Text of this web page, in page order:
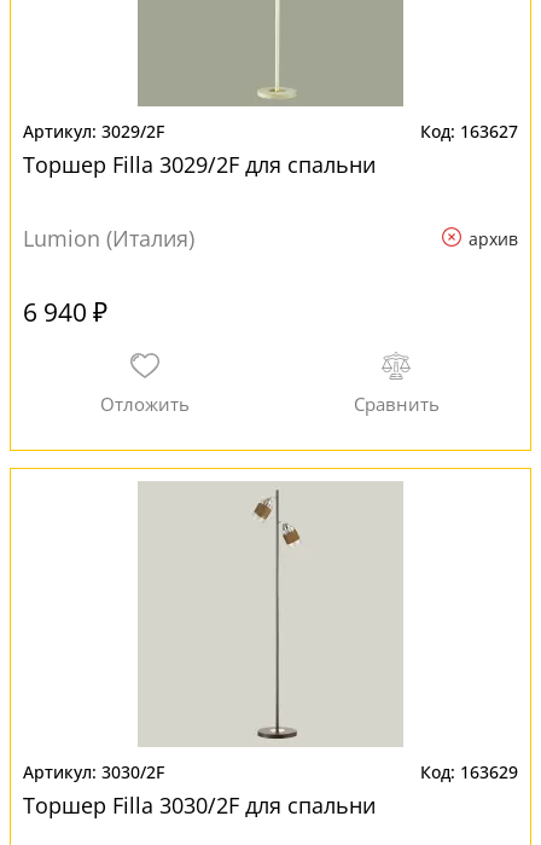
3029/2F 163627
Торшер Filla 3029/2F для спальни
Lumion (Италия) архив
6 940 ₽
3030/2F 163629
Торшер Filla 3030/2F для спальни